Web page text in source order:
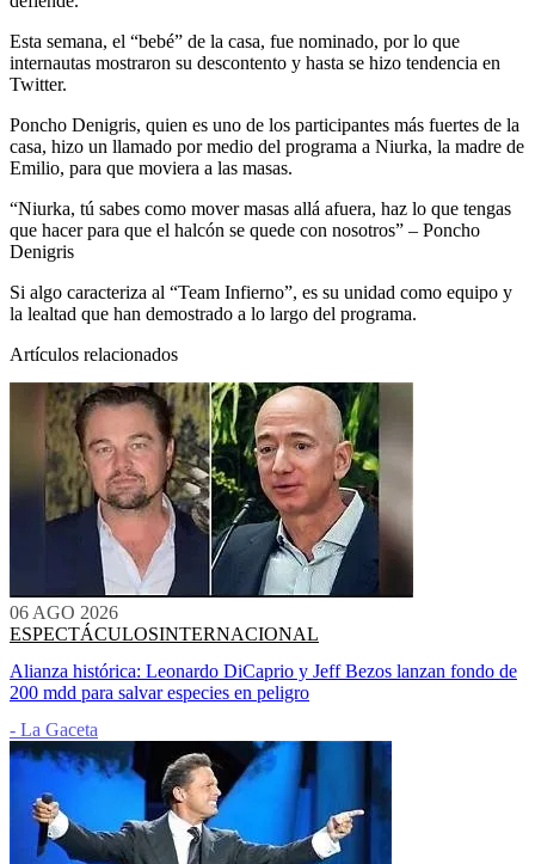
Esta semana, el “bebé” de la casa, fue nominado, por lo que
internautas mostraron su descontento y hasta se hizo tendencia en
Twitter.
Poncho Denigris, quien es uno de los participantes más fuertes de la
casa, hizo un llamado por medio del programa a Niurka, la madre de
Emilio, para que moviera a las masas.
“Niurka, tú sabes como mover masas allá afuera, haz lo que tengas
que hacer para que el halcón se quede con nosotros” – Poncho
Denigris
Si algo caracteriza al “Team Infierno”, es su unidad como equipo y
la lealtad que han demostrado a lo largo del programa.
Artículos relacionados
06 AGO 2026
ESPECTÁCULOSINTERNACIONAL
Alianza histórica: Leonardo DiCaprio y Jeff Bezos lanzan fondo de
200 mdd para salvar especies en peligro
- La Gaceta